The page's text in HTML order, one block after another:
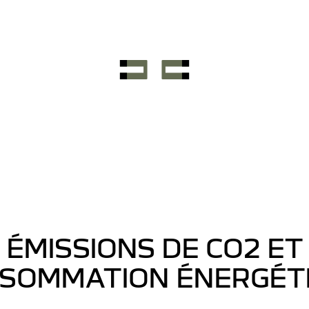
ÉMISSIONS DE CO2 ET